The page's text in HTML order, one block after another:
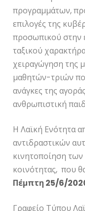
προγραμμάτων,
επιλογές της
προσωπικού στην
ταξικού
χειραγώγηση της
μαθητών-τριών
ανάγκες της
ανθρωπιστική
Η Λαϊκή Ενότητα
αντιδραστικών
κινητοποίηση
κοινότητας, που
Πέμπτη 25/6/
Γραφείο Τύπου